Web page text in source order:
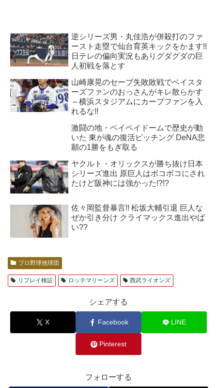
逆シリーズ男・丸佳浩が併殺打のファ
ースト走塁で仙台育英キックをかます!!
日テレの偏向実況もありグダグダの巨
人初戦を落とす
山崎康晃のセーブ失敗敗戦でベイスタ
ーズファンのおっさんがキレ散らかす
～横浜スタジアムにカープファンを入
れるな!!
激闘の地・ペイペイドームで歴史が動
いた 東が魂の復活ピッチング DeNA悲
願の1勝をもぎ取る
ヤクルト・オリックスが勝ち抜け日本
シリーズ進出 原巨人はボコボコにされ
たけど阪神には強かった!?!?
佐々岡監督暴言!! 松坂大輔引退 巨人な
ぜか引き分け クライマックス進出やば
い??
プロ野球他球団
リプレイ検証 ロッテマリーンズ 西武ライオンズ
シェアする
X Facebook LINE
Pinterest
フォローする